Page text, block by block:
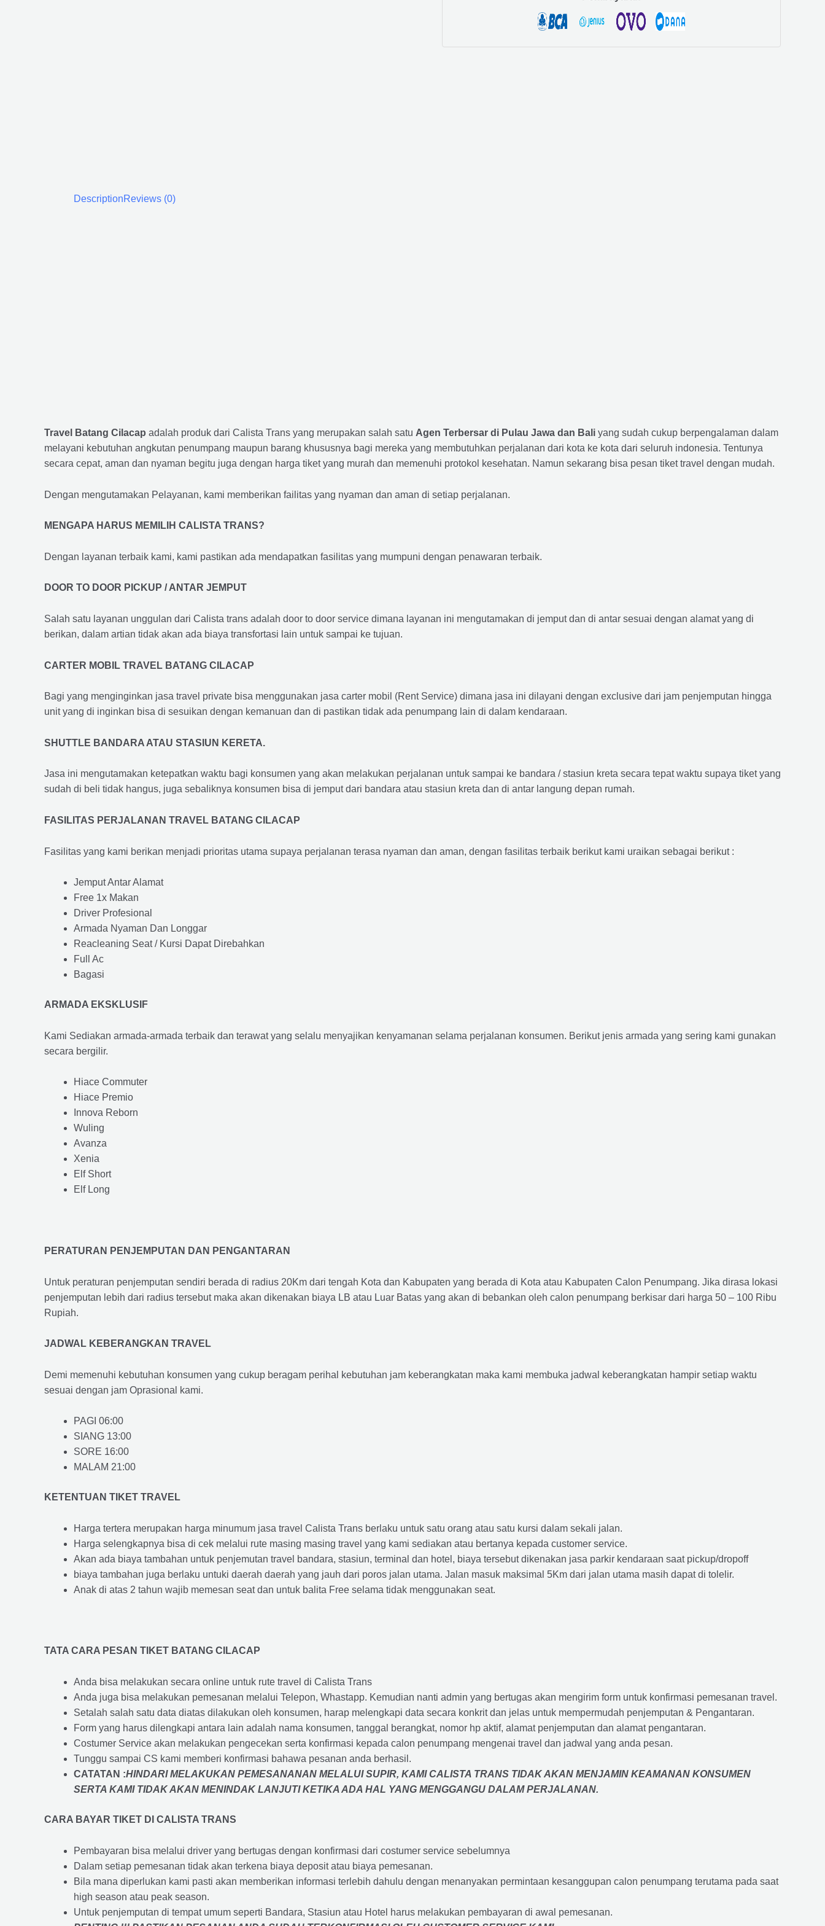
DescriptionReviews (0)
Travel Batang Cilacap adalah produk dari Calista Trans yang merupakan salah satu Agen Terbersar di Pulau Jawa dan Bali yang sudah cukup berpengalaman dalam
melayani kebutuhan angkutan penumpang maupun barang khususnya bagi mereka yang membutuhkan perjalanan dari kota ke kota dari seluruh indonesia. Tentunya
secara cepat, aman dan nyaman begitu juga dengan harga tiket yang murah dan memenuhi protokol kesehatan. Namun sekarang bisa pesan tiket travel dengan mudah.
Dengan mengutamakan Pelayanan, kami memberikan failitas yang nyaman dan aman di setiap perjalanan.
MENGAPA HARUS MEMILIH CALISTA TRANS?
Dengan layanan terbaik kami, kami pastikan ada mendapatkan fasilitas yang mumpuni dengan penawaran terbaik.
DOOR TO DOOR PICKUP / ANTAR JEMPUT
Salah satu layanan unggulan dari Calista trans adalah door to door service dimana layanan ini mengutamakan di jemput dan di antar sesuai dengan alamat yang di
berikan, dalam artian tidak akan ada biaya transfortasi lain untuk sampai ke tujuan.
CARTER MOBIL TRAVEL BATANG CILACAP
Bagi yang menginginkan jasa travel private bisa menggunakan jasa carter mobil (Rent Service) dimana jasa ini dilayani dengan exclusive dari jam penjemputan hingga
unit yang di inginkan bisa di sesuikan dengan kemanuan dan di pastikan tidak ada penumpang lain di dalam kendaraan.
SHUTTLE BANDARA ATAU STASIUN KERETA.
Jasa ini mengutamakan ketepatkan waktu bagi konsumen yang akan melakukan perjalanan untuk sampai ke bandara / stasiun kreta secara tepat waktu supaya tiket yang
sudah di beli tidak hangus, juga sebaliknya konsumen bisa di jemput dari bandara atau stasiun kreta dan di antar langung depan rumah.
FASILITAS PERJALANAN TRAVEL BATANG CILACAP
Fasilitas yang kami berikan menjadi prioritas utama supaya perjalanan terasa nyaman dan aman, dengan fasilitas terbaik berikut kami uraikan sebagai berikut :
Jemput Antar Alamat
Free 1x Makan
Driver Profesional
Armada Nyaman Dan Longgar
Reacleaning Seat / Kursi Dapat Direbahkan
Full Ac
Bagasi
ARMADA EKSKLUSIF
Kami Sediakan armada-armada terbaik dan terawat yang selalu menyajikan kenyamanan selama perjalanan konsumen. Berikut jenis armada yang sering kami gunakan
secara bergilir.
Hiace Commuter
Hiace Premio
Innova Reborn
Wuling
Avanza
Xenia
Elf Short
Elf Long
PERATURAN PENJEMPUTAN DAN PENGANTARAN
Untuk peraturan penjemputan sendiri berada di radius 20Km dari tengah Kota dan Kabupaten yang berada di Kota atau Kabupaten Calon Penumpang. Jika dirasa lokasi
penjemputan lebih dari radius tersebut maka akan dikenakan biaya LB atau Luar Batas yang akan di bebankan oleh calon penumpang berkisar dari harga 50 – 100 Ribu
Rupiah.
JADWAL KEBERANGKAN TRAVEL
Demi memenuhi kebutuhan konsumen yang cukup beragam perihal kebutuhan jam keberangkatan maka kami membuka jadwal keberangkatan hampir setiap waktu
sesuai dengan jam Oprasional kami.
PAGI 06:00
SIANG 13:00
SORE 16:00
MALAM 21:00
KETENTUAN TIKET TRAVEL
Harga tertera merupakan harga minumum jasa travel Calista Trans berlaku untuk satu orang atau satu kursi dalam sekali jalan.
Harga selengkapnya bisa di cek melalui rute masing masing travel yang kami sediakan atau bertanya kepada customer service.
Akan ada biaya tambahan untuk penjemutan travel bandara, stasiun, terminal dan hotel, biaya tersebut dikenakan jasa parkir kendaraan saat pickup/dropoff
biaya tambahan juga berlaku untuki daerah daerah yang jauh dari poros jalan utama. Jalan masuk maksimal 5Km dari jalan utama masih dapat di tolelir.
Anak di atas 2 tahun wajib memesan seat dan untuk balita Free selama tidak menggunakan seat.
TATA CARA PESAN TIKET BATANG CILACAP
Anda bisa melakukan secara online untuk rute travel di Calista Trans
Anda juga bisa melakukan pemesanan melalui Telepon, Whastapp. Kemudian nanti admin yang bertugas akan mengirim form untuk konfirmasi pemesanan travel.
Setalah salah satu data diatas dilakukan oleh konsumen, harap melengkapi data secara konkrit dan jelas untuk mempermudah penjemputan & Pengantaran.
Form yang harus dilengkapi antara lain adalah nama konsumen, tanggal berangkat, nomor hp aktif, alamat penjemputan dan alamat pengantaran.
Costumer Service akan melakukan pengecekan serta konfirmasi kepada calon penumpang mengenai travel dan jadwal yang anda pesan.
Tunggu sampai CS kami memberi konfirmasi bahawa pesanan anda berhasil.
CATATAN :HINDARI MELAKUKAN PEMESANANAN MELALUI SUPIR, KAMICALISTA TRANS TIDAK AKAN MENJAMIN KEAMANAN KONSUMEN
SERTA KAMI TIDAK AKAN MENINDAK LANJUTI KETIKA ADA HAL YANG MENGGANGU DALAM PERJALANAN.
CARA BAYAR TIKET DI CALISTA TRANS
Pembayaran bisa melalui driver yang bertugas dengan konfirmasi dari costumer service sebelumnya
Dalam setiap pemesanan tidak akan terkena biaya deposit atau biaya pemesanan.
Bila mana diperlukan kami pasti akan memberikan informasi terlebih dahulu dengan menanyakan permintaan kesanggupan calon penumpang terutama pada saat
high season atau peak season.
Untuk penjemputan di tempat umum seperti Bandara, Stasiun atau Hotel harus melakukan pembayaran di awal pemesanan.